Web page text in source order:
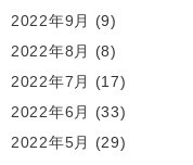
2022年9月
(9)
2022年8月
(8)
2022年7月
(17)
2022年6月
(33)
2022年5月
(29)